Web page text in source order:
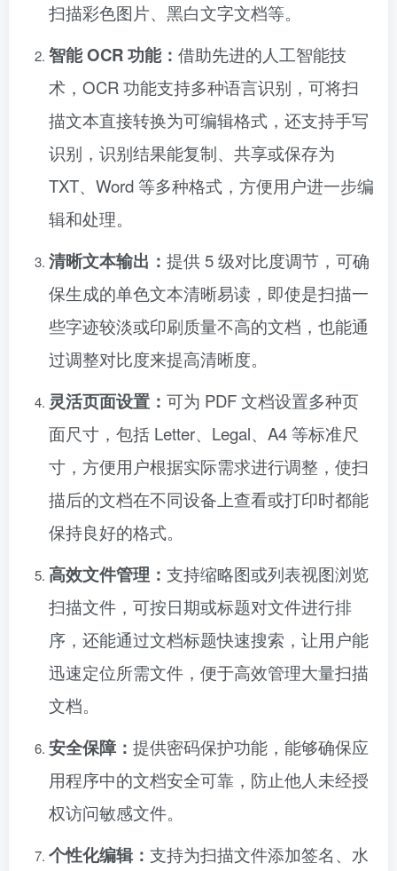
扫描彩色图片、黑白文字文档等。
智能 OCR 功能： 借助先进的人工智能技
术，OCR 功能支持多种语言识别，可将扫
描文本直接转换为可编辑格式，还支持手写
识别，识别结果能复制、共享或保存为
TXT、Word 等多种格式，方便用户进一步编
辑和处理。
清晰文本输出： 提供 5 级对比度调节，可确
保生成的单色文本清晰易读，即使是扫描一
些字迹较淡或印刷质量不高的文档，也能通
过调整对比度来提高清晰度。
灵活页面设置： 可为 PDF 文档设置多种页
面尺寸，包括 Letter、Legal、A4 等标准尺
寸，方便用户根据实际需求进行调整，使扫
描后的文档在不同设备上查看或打印时都能
保持良好的格式。
高效文件管理： 支持缩略图或列表视图浏览
扫描文件，可按日期或标题对文件进行排
序，还能通过文档标题快速搜索，让用户能
迅速定位所需文件，便于高效管理大量扫描
文档。
安全保障： 提供密码保护功能，能够确保应
用程序中的文档安全可靠，防止他人未经授
权访问敏感文件。
个性化编辑： 支持为扫描文件添加签名、水